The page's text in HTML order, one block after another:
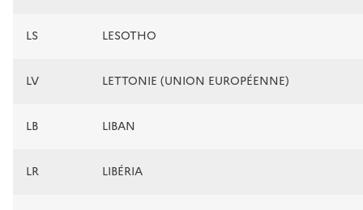
LS LESOTHO
LV LETTONIE (UNION EUROPÉENNE)
LB LIBAN
LR LIBÉRIA